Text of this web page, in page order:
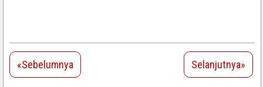
«Sebelumnya Selanjutnya»